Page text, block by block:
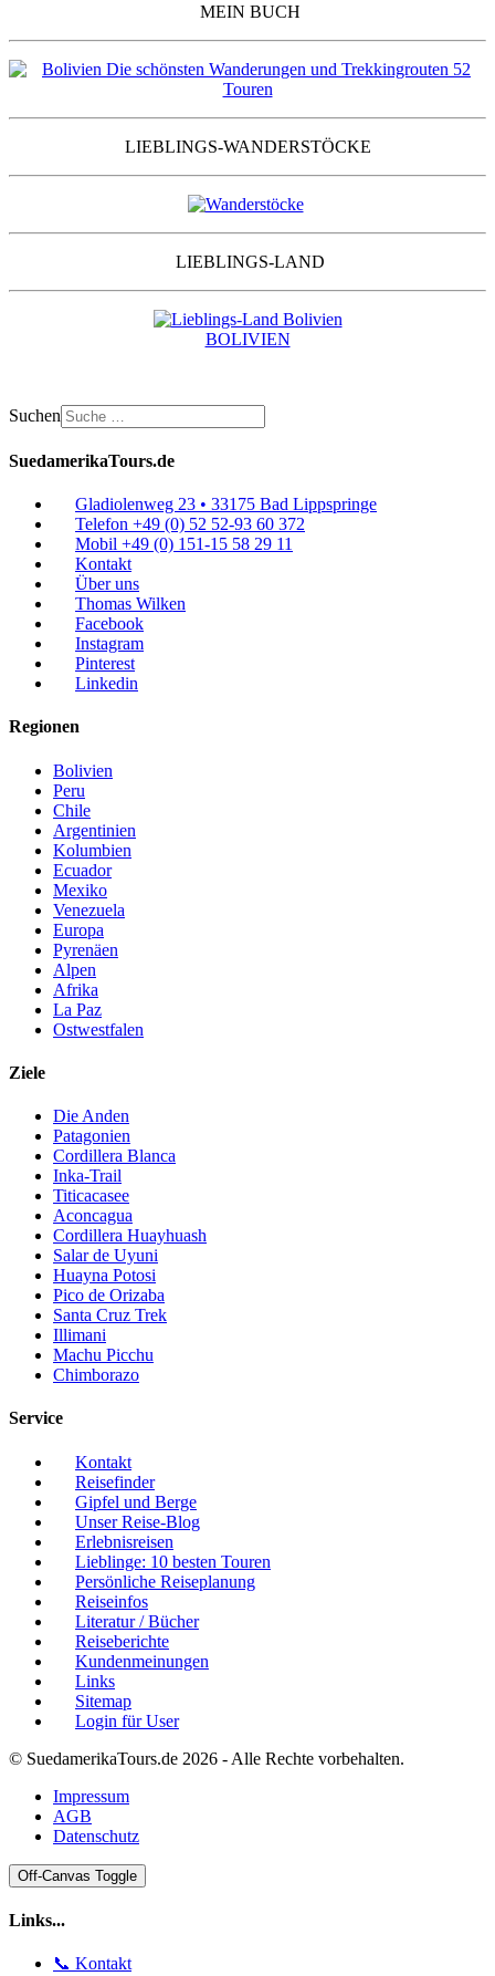
MEIN BUCH
LIEBLINGS-WANDERSTÖCKE
LIEBLINGS-LAND
BOLIVIEN
Suchen
SuedamerikaTours.de
Gladiolenweg 23 • 33175 Bad Lippspringe
Telefon +49 (0) 52 52-93 60 372
Mobil +49 (0) 151-15 58 29 11
Kontakt
Über uns
Thomas Wilken
Facebook
Instagram
Pinterest
Linkedin
Regionen
Bolivien
Peru
Chile
Argentinien
Kolumbien
Ecuador
Mexiko
Venezuela
Europa
Pyrenäen
Alpen
Afrika
La Paz
Ostwestfalen
Ziele
Die Anden
Patagonien
Cordillera Blanca
Inka-Trail
Titicacasee
Aconcagua
Cordillera Huayhuash
Salar de Uyuni
Huayna Potosi
Pico de Orizaba
Santa Cruz Trek
Illimani
Machu Picchu
Chimborazo
Service
Kontakt
Reisefinder
Gipfel und Berge
Unser Reise-Blog
Erlebnisreisen
Lieblinge: 10 besten Touren
Persönliche Reiseplanung
Reiseinfos
Literatur / Bücher
Reiseberichte
Kundenmeinungen
Links
Sitemap
Login für User
© SuedamerikaTours.de 2026 - Alle Rechte vorbehalten.
Impressum
AGB
Datenschutz
Off-Canvas Toggle
Links...
📞 Kontakt